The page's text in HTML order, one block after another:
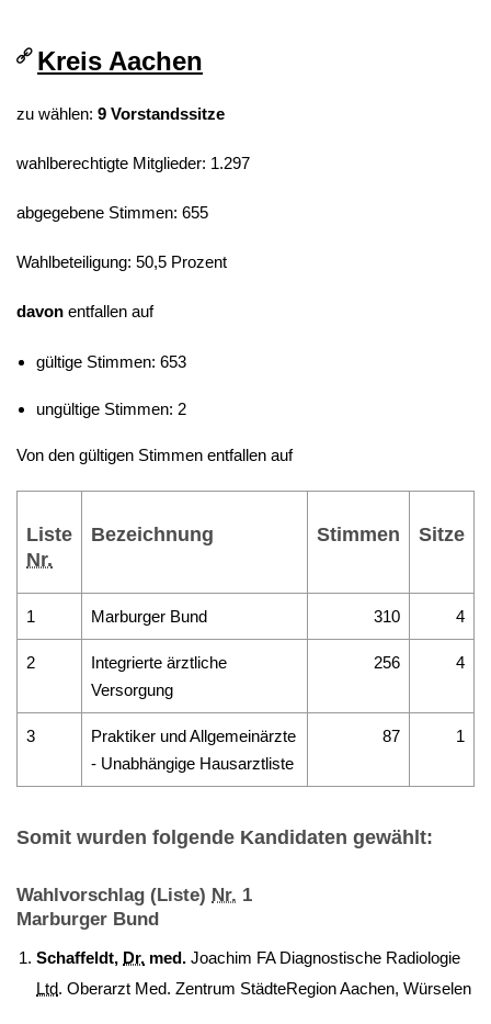
Kreis Aachen
zu wählen: 9 Vorstandssitze
wahlberechtigte Mitglieder: 1.297
abgegebene Stimmen: 655
Wahlbeteiligung: 50,5 Prozent
davon entfallen auf
gültige Stimmen: 653
ungültige Stimmen: 2
Von den gültigen Stimmen entfallen auf
Liste
Nr.
Bezeichnung Stimmen Sitze
1 Marburger Bund 310 4
2
Integrierte ärztliche
Versorgung
256 4
3
Praktiker und Allgemeinärzte
- Unabhängige Hausarztliste
87 1
Somit wurden folgende Kandidaten gewählt:
Wahlvorschlag (Liste) Nr. 1
Marburger Bund
Schaffeldt, Dr. med. Joachim FA Diagnostische Radiologie
Ltd. Oberarzt Med. Zentrum StädteRegion Aachen, Würselen